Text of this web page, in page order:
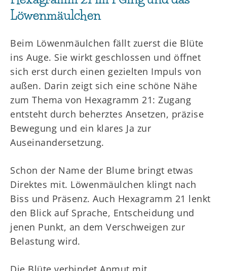
Löwenmäulchen
Beim Löwenmäulchen fällt zuerst die Blüte
ins Auge. Sie wirkt geschlossen und öffnet
sich erst durch einen gezielten Impuls von
außen. Darin zeigt sich eine schöne Nähe
zum Thema von Hexagramm 21: Zugang
entsteht durch beherztes Ansetzen, präzise
Bewegung und ein klares Ja zur
Auseinandersetzung.
Schon der Name der Blume bringt etwas
Direktes mit. Löwenmäulchen klingt nach
Biss und Präsenz. Auch Hexagramm 21 lenkt
den Blick auf Sprache, Entscheidung und
jenen Punkt, an dem Verschweigen zur
Belastung wird.